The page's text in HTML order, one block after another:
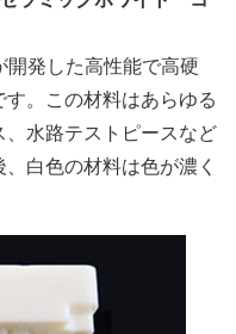
開発した高性能で高硬
。この材料はあらゆる
水路テストピースなど
白色の材料は色が濃く